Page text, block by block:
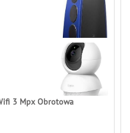
3 Mpx Obrotowa